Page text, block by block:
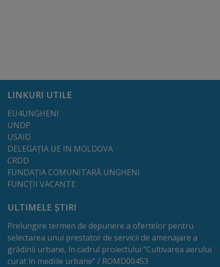
Consultări
publice
Achiziții
publice
Rezultate/Atribuiri
Planuri/
Rapoarte
Licitații
LINKURI UTILE
EU4UNGHENI
UNDP
USAID
DELEGAȚIA UE IN MOLDOVA
CRDD
FUNDAȚIA COMUNITARĂ UNGHENI
FUNCȚII VACANTE
ULTIMELE ȘTIRI
Prelungire termen de depunere a ofertelor pentru
selectarea unui prestator de servicii de amenajare a
grădinii urbane, în cadrul proiectului ”Cultivarea aerului
curat în mediile urbane” / ROMD00453